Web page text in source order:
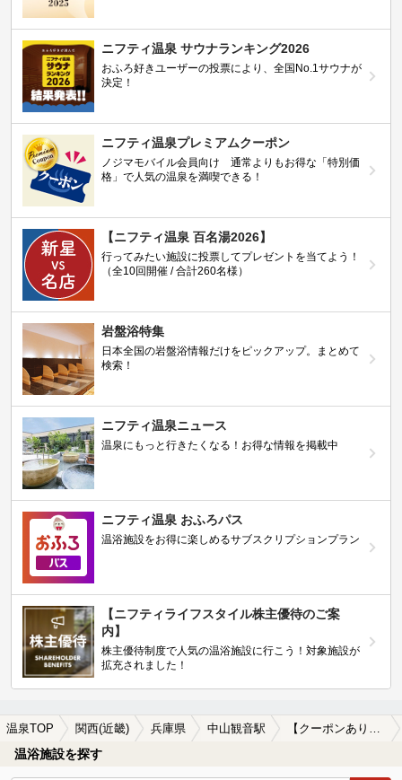
ニフティ温泉 サウナランキング2026
おふろ好きユーザーの投票により、全国No.1サウナが
決定！
ニフティ温泉プレミアムクーポン
ノジマモバイル会員向け 通常よりもお得な「特別価
格」で人気の温泉を満喫できる！
【ニフティ温泉 百名湯2026】
行ってみたい施設に投票してプレゼントを当てよう！
（全10回開催 / 合計260名様）
岩盤浴特集
日本全国の岩盤浴情報だけをピックアップ。まとめて
検索！
ニフティ温泉ニュース
温泉にもっと行きたくなる！お得な情報を掲載中
ニフティ温泉 おふろパス
温浴施設をお得に楽しめるサブスクリプションプラン
【ニフティライフスタイル株主優待のご案
内】
株主優待制度で人気の温浴施設に行こう！対象施設が
拡充されました！
温泉TOP 関西(近畿) 兵庫県 中山観音駅 【クーポンあり】ホテルで楽しめる中山観音駅近くの温泉、日帰り温泉、スーパー銭湯おすすめ
温浴施設を探す